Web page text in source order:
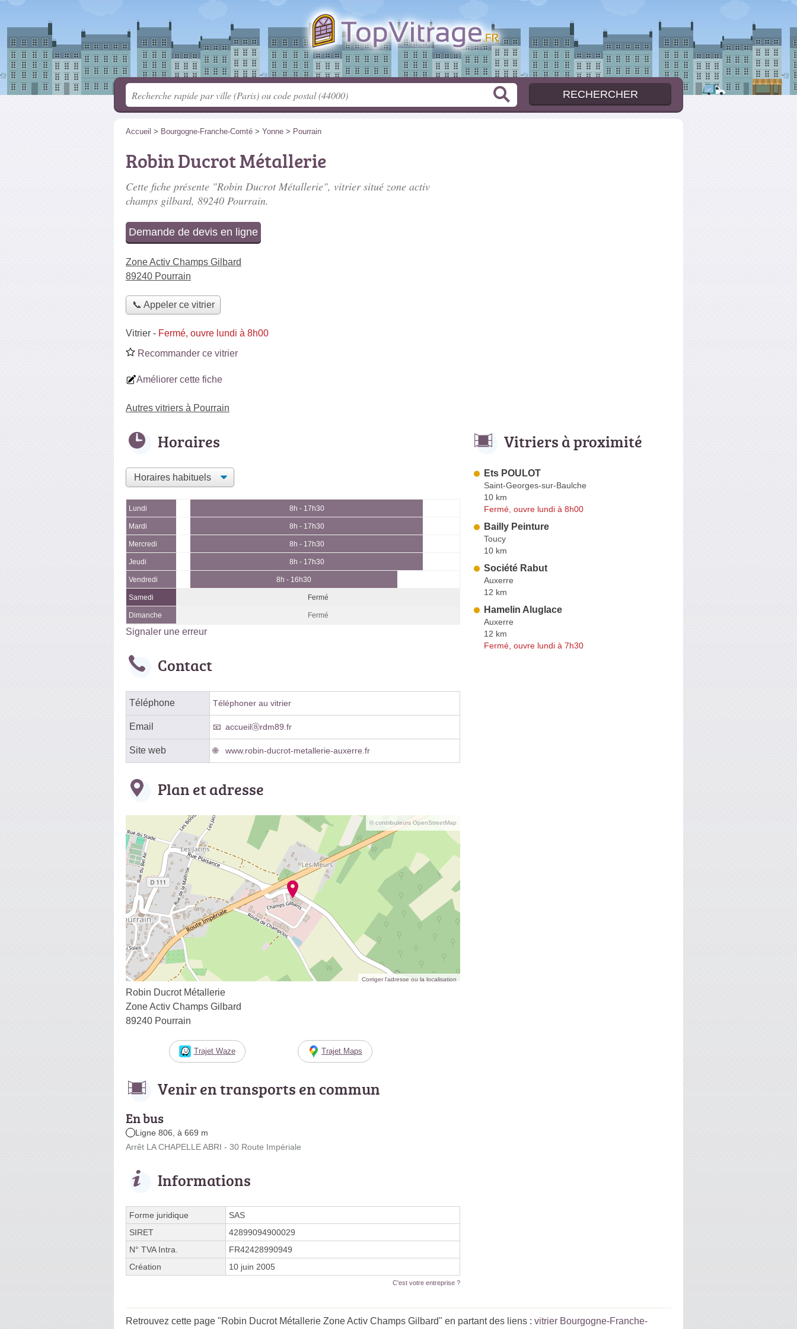
Accueil > Bourgogne-Franche-Comté > Yonne > Pourrain
Robin Ducrot Métallerie
Cette fiche présente "Robin Ducrot Métallerie", vitrier situé zone activ
champs gilbard, 89240 Pourrain.
Demande de devis en ligne
Zone Activ Champs Gilbard
89240 Pourrain
📞 Appeler ce vitrier
Vitrier - Fermé, ouvre lundi à 8h00
Recommander ce vitrier
Améliorer cette fiche
Autres vitriers à Pourrain
Horaires
Lundi 8h - 17h30
Mardi 8h - 17h30
Mercredi 8h - 17h30
Jeudi 8h - 17h30
Vendredi 8h - 16h30
Samedi Fermé
Dimanche Fermé
Signaler une erreur
Contact
Téléphone Téléphoner au vitrier
Email accueilⓐrdm89.fr
Site web www.robin-ducrot-metallerie-auxerre.fr
Plan et adresse
© contributeurs OpenStreetMap
Corriger l’adresse ou la localisation
Robin Ducrot Métallerie
Zone Activ Champs Gilbard
89240 Pourrain
Trajet Waze Trajet Maps
Venir en transports en commun
En bus
Ligne 806, à 669 m
Arrêt LA CHAPELLE ABRI - 30 Route Impériale
Informations
Forme juridique
SAS
SIRET
42899094900029
N° TVA Intra.
FR42428990949
Création
10 juin 2005
C'est votre entreprise ?
Vitriers à proximité
Ets POULOT
Saint-Georges-sur-Baulche
10 km
Fermé, ouvre lundi à 8h00
Bailly Peinture
Toucy
10 km
Société Rabut
Auxerre
12 km
Hamelin Aluglace
Auxerre
12 km
Fermé, ouvre lundi à 7h30
Retrouvez cette page "Robin Ducrot Métallerie Zone Activ Champs Gilbard" en partant des liens : vitrier Bourgogne-Franche-